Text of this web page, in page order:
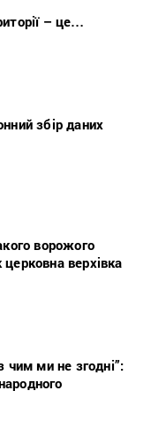
– це…
збір даних
ворожого
верхівка
чим ми не згодні”: